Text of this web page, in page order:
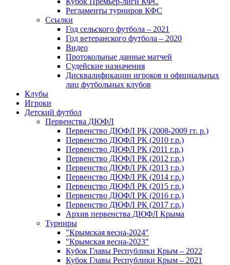
Регламенты турниров КФС
Ссылки
Год сельского футбола – 2021
Год ветеранского футбола – 2020
Видео
Протокольные данные матчей
Судейские назначения
Дисквалификации игроков и официальных
лиц футбольных клубов
Клубы
Игроки
Детский футбол
Первенства ДЮФЛ
Первенство ДЮФЛ РК (2008-2009 гг. р.)
Первенство ДЮФЛ РК (2010 г.р.)
Первенство ДЮФЛ РК (2011 г.р.)
Первенство ДЮФЛ РК (2012 г.р.)
Первенство ДЮФЛ РК (2013 г.р.)
Первенство ДЮФЛ РК (2014 г.р.)
Первенство ДЮФЛ РК (2015 г.р.)
Первенство ДЮФЛ РК (2016 г.р.)
Первенство ДЮФЛ РК (2017 г.р.)
Архив первенства ДЮФЛ Крыма
Турниры
"Крымская весна-2024"
"Крымская весна-2023"
Кубок Главы Республики Крым – 2022
Кубок Главы Республики Крым – 2021